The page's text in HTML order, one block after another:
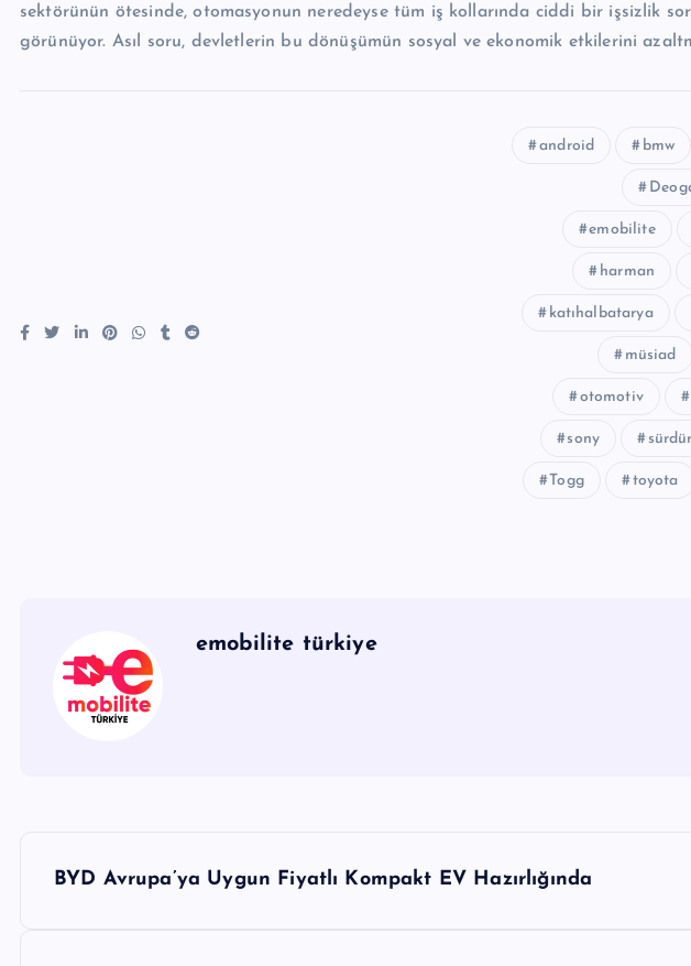
sektörünün ötesinde, otomasyonun neredeyse tüm iş kollarında ciddi bir işsizlik
görünüyor. Asıl soru, devletlerin bu dönüşümün sosyal ve ekonomik etkilerini
android bmw
emobilite
harman
katıhalbatarya
müsiad
otomotiv
sony
Togg toyota
emobilite türkiye
BYD Avrupa’ya Uygun Fiyatlı Kompakt EV Hazırlığında